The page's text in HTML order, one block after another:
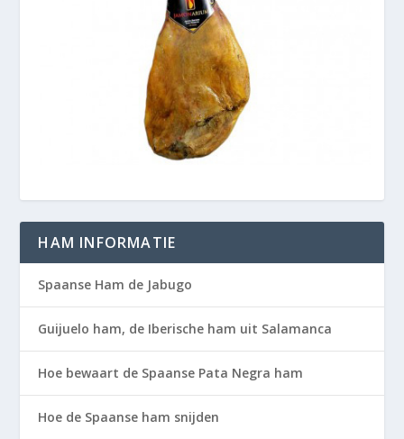
HAM INFORMATIE
Spaanse Ham de Jabugo
Guijuelo ham, de Iberische ham uit Salamanca
Hoe bewaart de Spaanse Pata Negra ham
Hoe de Spaanse ham snijden